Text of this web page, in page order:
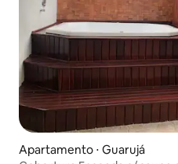
Apartamento ⋅ Guarujá